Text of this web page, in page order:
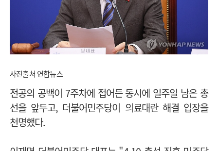
사진출처 연합뉴스
전공의 공백이 7주차에 접어든 동시에 일주일 남은 총
선을 앞두고, 더불어민주당이 의료대란 해결 입장을
천명했다.